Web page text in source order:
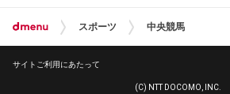
スポーツ 中央競馬
サイトご利用にあたって
(C) NTT DOCOMO, INC.